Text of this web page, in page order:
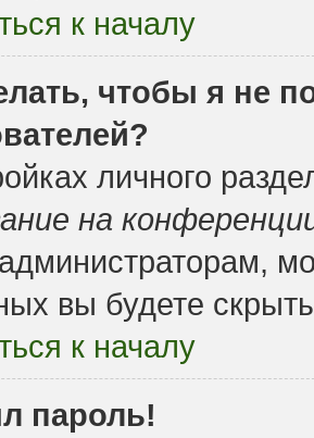
к началу
чтобы я не
личного
на
вы будете
к началу
пароль!